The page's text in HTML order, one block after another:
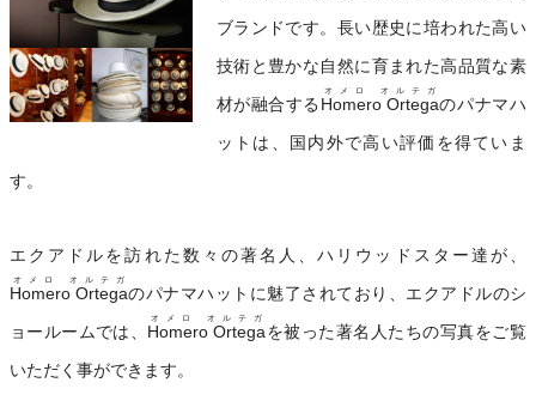
ブランドです。長い歴史に培われた高い
技術と豊かな自然に育まれた高品質な素
材が融合する Homero Ortega
オメロ オルテガ
のパナマハ
ットは、国内外で高い評価を得ていま
す。
エクアドルを訪れた数々の著名人、ハリウッドスター達が、
Homero Ortega
オメロ オルテガ
のパナマハットに魅了されており、エクアドルのシ
ョールームでは、 Homero Ortega
オメロ オルテガ
を被った著名人たちの写真をご覧
いただく事ができます。